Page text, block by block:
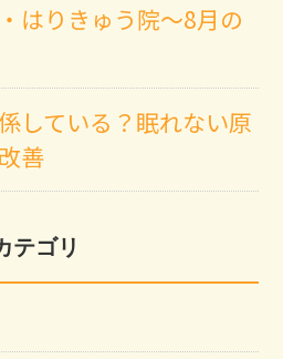
はりきゅう院～8月の
している？眠れない原
善
テゴリ